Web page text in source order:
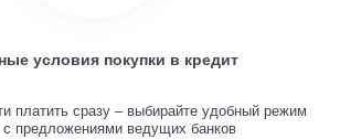
условия покупки в кредит
платить сразу – выбирайте удобный режим
предложениями ведущих банков